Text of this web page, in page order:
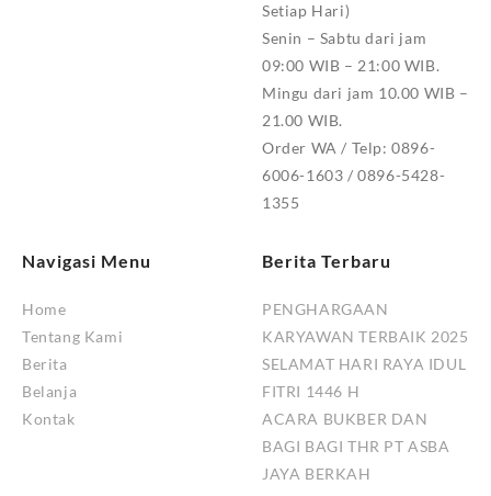
Setiap Hari)
Senin – Sabtu dari jam
09:00 WIB – 21:00 WIB.
Mingu dari jam 10.00 WIB –
21.00 WIB.
Order WA / Telp: 0896-
6006-1603 / 0896-5428-
1355
Navigasi Menu
Home
Tentang Kami
Berita
Belanja
Kontak
Berita Terbaru
PENGHARGAAN
KARYAWAN TERBAIK 2025
SELAMAT HARI RAYA IDUL
FITRI 1446 H
ACARA BUKBER DAN
BAGI BAGI THR PT ASBA
JAYA BERKAH